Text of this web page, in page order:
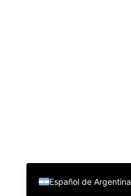
Español de Argentina